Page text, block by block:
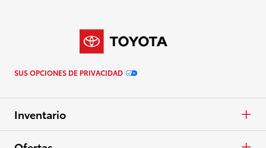
SUS OPCIONES DE PRIVACIDAD
Inventario
Autos y minivans